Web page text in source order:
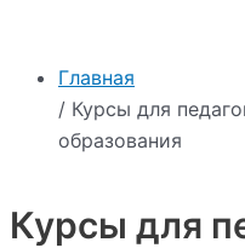
Главная
/ Курсы для
образования
Курсы для